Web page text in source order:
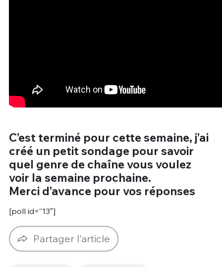
C’est terminé pour cette semaine, j’ai
créé un petit sondage pour savoir
quel genre de chaîne vous voulez
voir la semaine prochaine.
Merci d’avance pour vos réponses
[poll id=”13″]
Partager l'article